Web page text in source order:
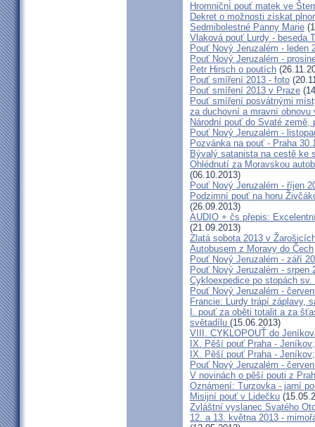
Hromniční pouť matek ve
Dekret o možnosti získat
Sedmibolestné Panny Marie
Vlaková pouť Lurdy - beseda
Pouť Nový Jeruzalém - leden
Pouť Nový Jeruzalém -
Petr Hirsch o poutích
Pouť smíření 2013 - foto
Pouť smíření 2013 v Praze
Pouť smíření posvátnými
za duchovní a mravní obnovu
Národní pouť do Svaté země,
Pouť Nový Jeruzalém -
Pozvánka na pouť - Praha
Bývalý satanista na cestě ke
Ohlédnutí za Moravskou
(06.10.2013)
Pouť Nový Jeruzalém - říjen
Podzimní pouť na horu
(26.09.2013)
AUDIO + čs přepis:
(21.09.2013)
Zlatá sobota 2013 v
Autobusem z Moravy do Čech
Pouť Nový Jeruzalém - září
Pouť Nový Jeruzalém - srpen
Cykloexpedice po stopách
Pouť Nový Jeruzalém -
Francie: Lurdy trápí záplavy,
I. pouť za oběti totalit a za
světadílu (15.06.2013)
VIII. CYKLOPOUŤ do
IX. Pěší pouť Praha -
IX. Pěší pouť Praha -
Pouť Nový Jeruzalém -
V novinách o pěší pouti z
Oznámení: Turzovka - jarní
Misijní pouť v Lidečku
Zvláštní vyslanec Svatého
12. a 13. května 2013 -